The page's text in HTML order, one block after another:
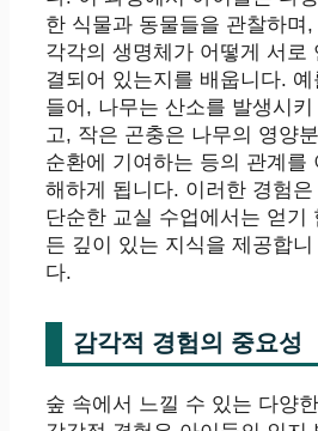
한 식물과 동물들을 관찰하며,
각각의 생명체가 어떻게 서로
결되어 있는지를 배웁니다. 예
들어, 나무는 산소를 발생시키
고, 작은 곤충은 나무의 영양분
순환에 기여하는 등의 관계를
해하게 됩니다. 이러한 경험은
단순한 교실 수업에서는 얻기
든 깊이 있는 지식을 제공합니
다.
감각적 경험의 중요성
숲 속에서 느낄 수 있는 다양한